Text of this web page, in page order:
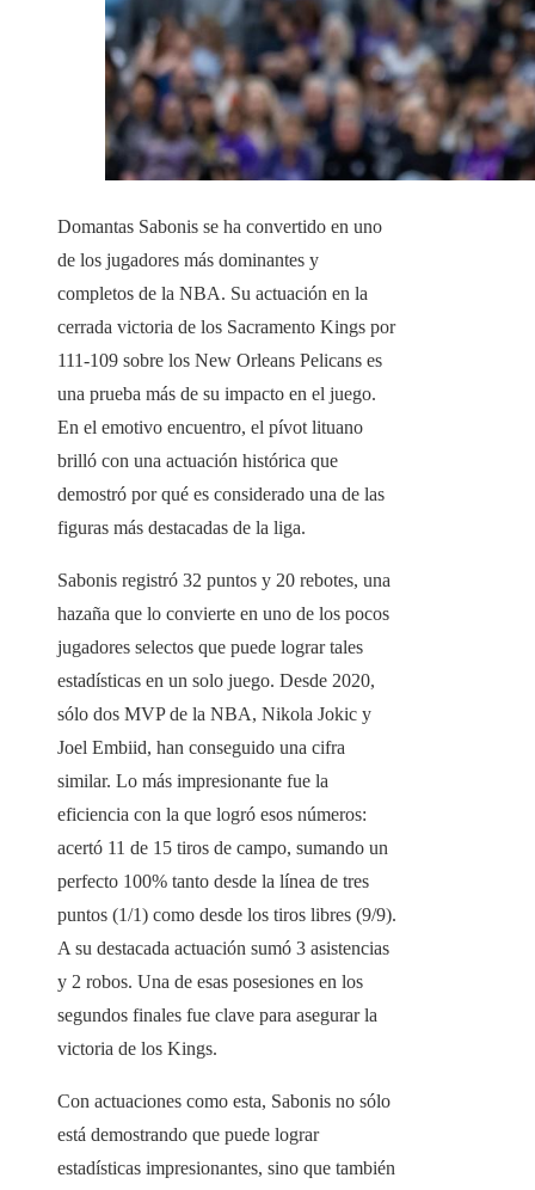
Domantas Sabonis se ha convertido en uno
de los jugadores más dominantes y
completos de la NBA. Su actuación en la
cerrada victoria de los Sacramento Kings por
111-109 sobre los New Orleans Pelicans es
una prueba más de su impacto en el juego.
En el emotivo encuentro, el pívot lituano
brilló con una actuación histórica que
demostró por qué es considerado una de las
figuras más destacadas de la liga.
Sabonis registró 32 puntos y 20 rebotes, una
hazaña que lo convierte en uno de los pocos
jugadores selectos que puede lograr tales
estadísticas en un solo juego. Desde 2020,
sólo dos MVP de la NBA, Nikola Jokic y
Joel Embiid, han conseguido una cifra
similar. Lo más impresionante fue la
eficiencia con la que logró esos números:
acertó 11 de 15 tiros de campo, sumando un
perfecto 100% tanto desde la línea de tres
puntos (1/1) como desde los tiros libres (9/9).
A su destacada actuación sumó 3 asistencias
y 2 robos. Una de esas posesiones en los
segundos finales fue clave para asegurar la
victoria de los Kings.
Con actuaciones como esta, Sabonis no sólo
está demostrando que puede lograr
estadísticas impresionantes, sino que también